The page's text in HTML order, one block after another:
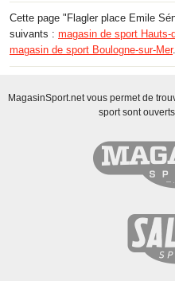
Cette page "Flagler place Emile
suivants : magasin de sport Hauts-
magasin de sport Boulogne-sur-Mer.
MagasinSport.net vous permet de
sport sont